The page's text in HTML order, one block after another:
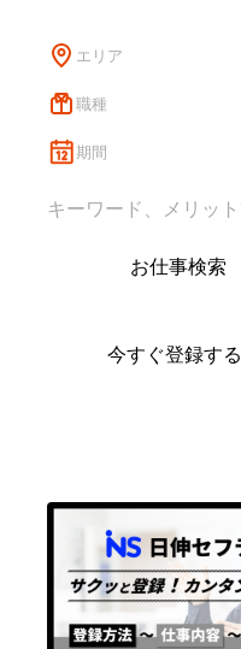
エリア
職種
期間
お仕事検索
今すぐ登録する